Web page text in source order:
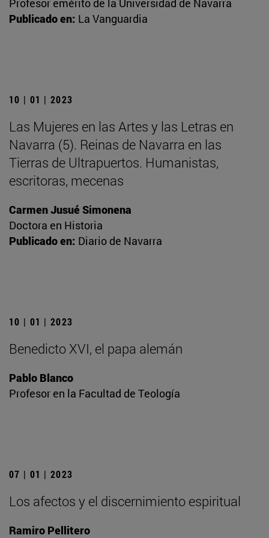
Profesor emérito de la Universidad de Navarra
Publicado en: La Vanguardia
10 | 01 | 2023
Las Mujeres en las Artes y las Letras en
Navarra (5). Reinas de Navarra en las
Tierras de Ultrapuertos. Humanistas,
escritoras, mecenas
Carmen Jusué Simonena
Doctora en Historia
Publicado en: Diario de Navarra
10 | 01 | 2023
Benedicto XVI, el papa alemán
Pablo Blanco
Profesor en la Facultad de Teología
07 | 01 | 2023
Los afectos y el discernimiento espiritual
Ramiro Pellitero